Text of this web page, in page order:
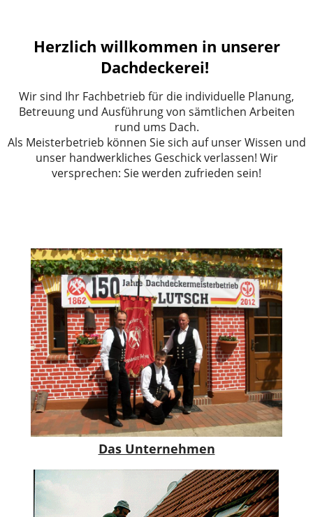
Herzlich willkommen in unserer
Dachdeckerei!
Wir sind Ihr Fachbetrieb für die individuelle Planung,
Betreuung und Ausführung von sämtlichen Arbeiten
rund ums Dach.
Als Meisterbetrieb können Sie sich auf unser Wissen und
unser handwerkliches Geschick verlassen! Wir
versprechen: Sie werden zufrieden sein!
Das Unternehmen